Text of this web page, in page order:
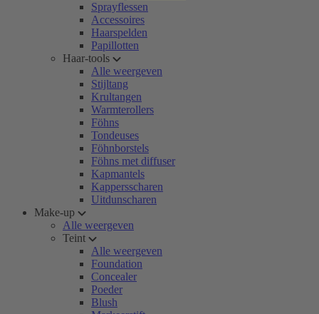
Sprayflessen
Accessoires
Haarspelden
Papillotten
Haar-tools
Alle weergeven
Stijltang
Krultangen
Warmterollers
Föhns
Tondeuses
Föhnborstels
Föhns met diffuser
Kapmantels
Kappersscharen
Uitdunscharen
Make-up
Alle weergeven
Teint
Alle weergeven
Foundation
Concealer
Poeder
Blush